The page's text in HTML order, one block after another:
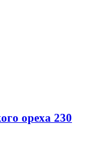
ореха 230